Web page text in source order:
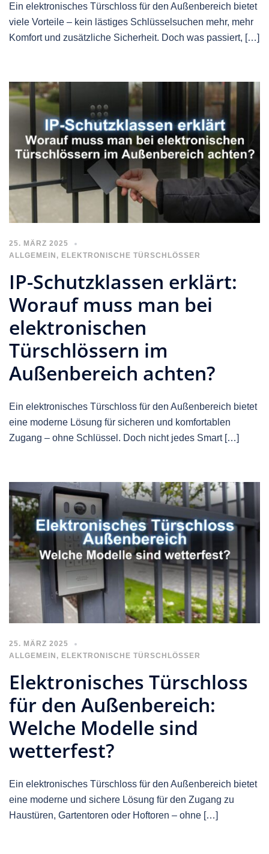
Ein elektronisches Türschloss für den Außenbereich bietet
viele Vorteile – kein lästiges Schlüsselsuchen mehr, mehr
Komfort und zusätzliche Sicherheit. Doch was passiert, […]
25. MÄRZ 2025
ALLGEMEIN , ELEKTRONISCHE TÜRSCHLÖSSER
IP-Schutzklassen erklärt:
Worauf muss man bei
elektronischen
Türschlössern im
Außenbereich achten?
Ein elektronisches Türschloss für den Außenbereich bietet
eine moderne Lösung für sicheren und komfortablen
Zugang – ohne Schlüssel. Doch nicht jedes Smart […]
25. MÄRZ 2025
ALLGEMEIN , ELEKTRONISCHE TÜRSCHLÖSSER
Elektronisches Türschloss
für den Außenbereich:
Welche Modelle sind
wetterfest?
Ein elektronisches Türschloss für den Außenbereich bietet
eine moderne und sichere Lösung für den Zugang zu
Haustüren, Gartentoren oder Hoftoren – ohne […]